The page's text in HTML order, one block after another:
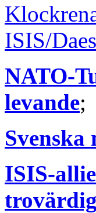
ISIS/
NATO-
levande;
ISIS-
trovärdig